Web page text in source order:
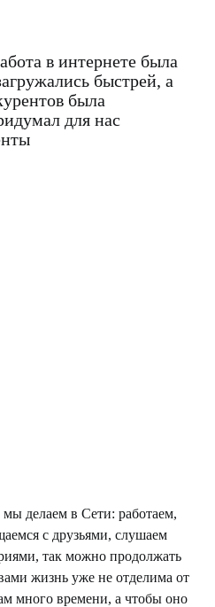
в интернете была
быстрей, а
была
для нас
мы делаем в Сети: работаем,
с друзьями, слушаем
так можно продолжать
жизнь уже не отделима от
много времени, а чтобы оно